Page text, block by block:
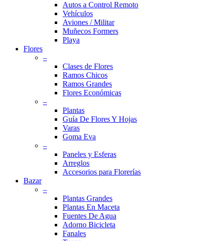
Autos a Control Remoto
Vehículos
Aviones / Militar
Muñecos Formers
Playa
Flores
–
Clases de Flores
Ramos Chicos
Ramos Grandes
Flores Económicas
–
Plantas
Guía De Flores Y Hojas
Varas
Goma Eva
–
Paneles y Esferas
Arreglos
Accesorios para Florerías
Bazar
–
Plantas Grandes
Plantas En Maceta
Fuentes De Agua
Adorno Bicicleta
Fanales